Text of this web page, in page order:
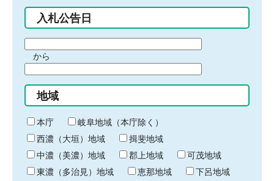
入札公告日
間
始
り
から
間
終
わ
り
地域
本庁
岐阜地域（本庁除く）
西濃（大垣）地域
揖斐地域
中濃（美濃）地域
郡上地域
可茂地域
東濃（多治見）地域
恵那地域
下呂地域